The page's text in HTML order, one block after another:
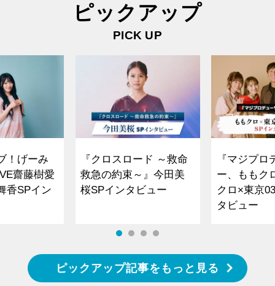
ピックアップ
PICK UP
！げーみ
齋藤樹愛
香SPイン
『クロスロード ～救命
救急の約束～』今田美
桜SPインタビュー
『マジプロ
ー、ももク
クロ×東京
タビュー
ピックアップ記事をもっと見る